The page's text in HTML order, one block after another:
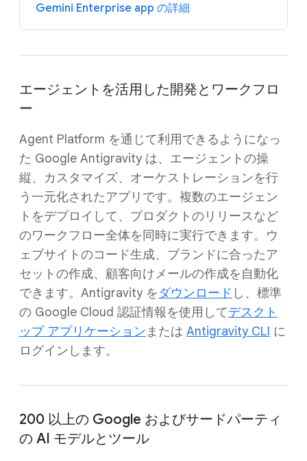
Gemini Enterprise app の詳細
エージェントを活用した開発とワークフロ
ー
Agent Platform を通じて利用できるようになっ
た Google Antigravity は、エージェントの操
縦、カスタマイズ、オーケストレーションを行
う一元化されたアプリです。複数のエージェン
トをデプロイして、プロダクトのリリースなど
のワークフロー全体を同時に実行できます。ウ
ェブサイトのコード生成、ブランドに合ったア
セットの作成、顧客向けメールの作成を自動化
できます。Antigravity をダウンロード し、標準
の Google Cloud 認証情報を使用してデスクト
ップ アプリケーションまたは Antigravity CLI に
ログインします。
200 以上の Google およびサードパーティ
の AI モデルとツール